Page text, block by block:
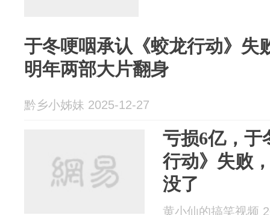
于冬哽咽承认《蛟龙行动》失
明年两部大片翻身
黔乡小姊妹 2025-12-27
亏损6亿，于
行动》失败
没了
黄小仙的搞笑视频